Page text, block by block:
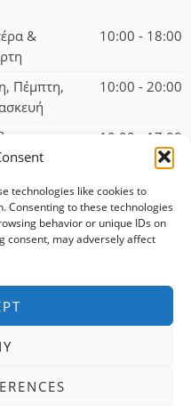
technologies like cookies to
Consenting to these technologies
behavior or unique IDs on
consent, may adversely affect
&
10:00 - 18:00
Πέμπτη,
10:00 - 20:00
10:00 - 17:00